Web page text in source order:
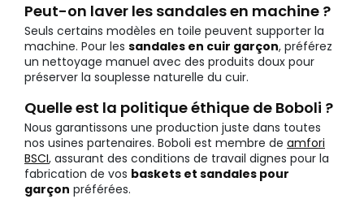
Peut-on laver les sandales en machine ?
Seuls certains modèles en toile peuvent supporter la
machine. Pour les sandales en cuir garçon, préférez
un nettoyage manuel avec des produits doux pour
préserver la souplesse naturelle du cuir.
Quelle est la politique éthique de Boboli ?
Nous garantissons une production juste dans toutes
nos usines partenaires. Boboli est membre de amfori
BSCI, assurant des conditions de travail dignes pour la
fabrication de vos baskets et sandales pour
garçon préférées.